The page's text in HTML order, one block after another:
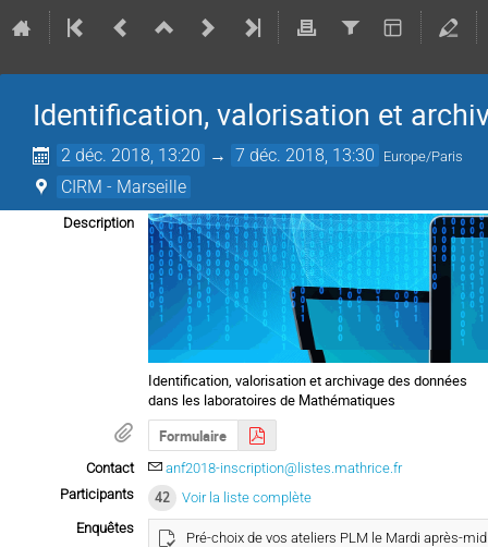
Identification, valorisation et
2 déc. 2018, 13:20 → 7 déc. 2018, 13:30 Europe/Paris
CIRM - Marseille
Description
Identification, valorisation et archivage des données
dans les laboratoires de Mathématiques
Formulaire
Contact
anf2018-inscription@listes.mathrice.fr
Participants
42
Voir la liste complète
Enquêtes
Pré-choix de vos ateliers PLM le Mardi après-